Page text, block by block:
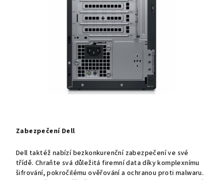
Zabezpečení Dell
Dell taktéž nabízí bezkonkurenční zabezpečení ve své
třídě. Chraňte svá důležitá firemní data díky komplexnímu
šifrování, pokročilému ověřování a ochranou proti malwaru.